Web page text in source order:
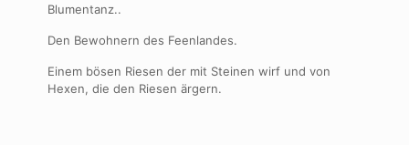
Blumentanz..
Den Bewohnern des Feenlandes.
Einem bösen Riesen der mit Steinen wirf und von
Hexen, die den Riesen ärgern.